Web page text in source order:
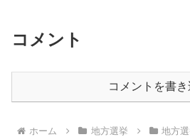
コメント
コメントを書き
ホーム 地方選挙 地方